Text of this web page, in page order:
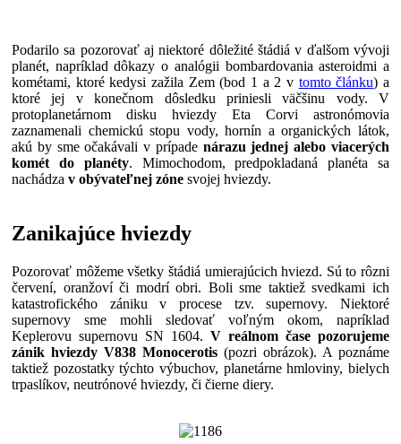
Podarilo sa pozorovať aj niektoré dôležité štádiá v ďalšom vývoji
planét, napríklad dôkazy o analógii bombardovania asteroidmi a
kométami, ktoré kedysi zažila Zem (bod 1 a 2 v tomto článku) a
ktoré jej v konečnom dôsledku priniesli väčšinu vody. V
protoplanetárnom disku hviezdy Eta Corvi astronómovia
zaznamenali chemickú stopu vody, hornín a organických látok,
akú by sme očakávali v prípade nárazu jednej alebo viacerých
komét do planéty. Mimochodom, predpokladaná planéta sa
nachádza v obývateľnej zóne svojej hviezdy.
Zanikajúce hviezdy
Pozorovať môžeme všetky štádiá umierajúcich hviezd. Sú to rôzni
červení, oranžoví či modrí obri. Boli sme taktiež svedkami ich
katastrofického zániku v procese tzv. supernovy. Niektoré
supernovy sme mohli sledovať voľným okom, napríklad
Keplerovu supernovu SN 1604. V reálnom čase pozorujeme
zánik hviezdy V838 Monocerotis (pozri obrázok). A poznáme
taktiež pozostatky týchto výbuchov, planetárne hmloviny, bielych
trpaslíkov, neutrónové hviezdy, či čierne diery.